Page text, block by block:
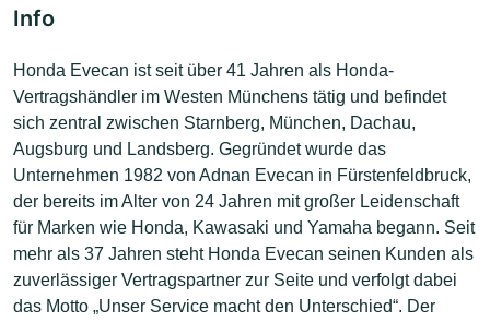
Info
Honda Evecan ist seit über 41 Jahren als Honda-
Vertragshändler im Westen Münchens tätig und befindet
sich zentral zwischen Starnberg, München, Dachau,
Augsburg und Landsberg. Gegründet wurde das
Unternehmen 1982 von Adnan Evecan in Fürstenfeldbruck,
der bereits im Alter von 24 Jahren mit großer Leidenschaft
für Marken wie Honda, Kawasaki und Yamaha begann. Seit
mehr als 37 Jahren steht Honda Evecan seinen Kunden als
zuverlässiger Vertragspartner zur Seite und verfolgt dabei
das Motto „Unser Service macht den Unterschied“. Der